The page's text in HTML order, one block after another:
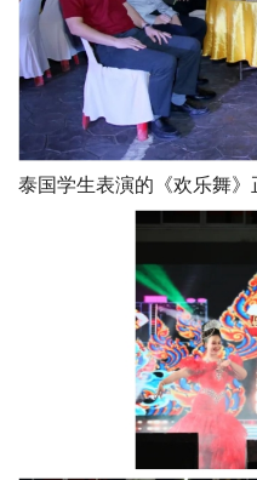
泰国学生表演的《欢乐舞》